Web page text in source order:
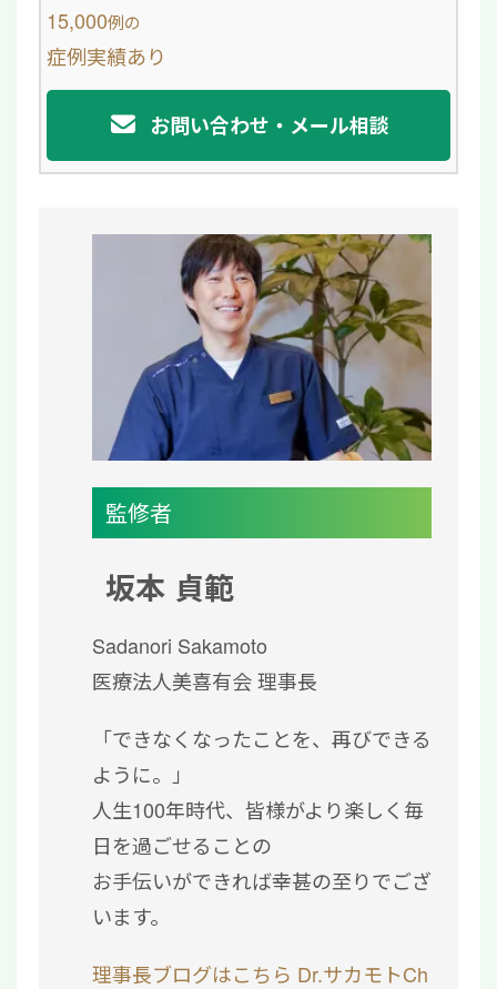
15,000例の
症例実績あり
お問い合わせ・メール相談
監修者
坂本 貞範
Sadanori Sakamoto
医療法人美喜有会 理事長
「できなくなったことを、再びできる
ように。」
人生100年時代、皆様がより楽しく毎
日を過ごせることの
お手伝いができれば幸甚の至りでござ
います。
理事長ブログはこちら Dr.サカモトCh